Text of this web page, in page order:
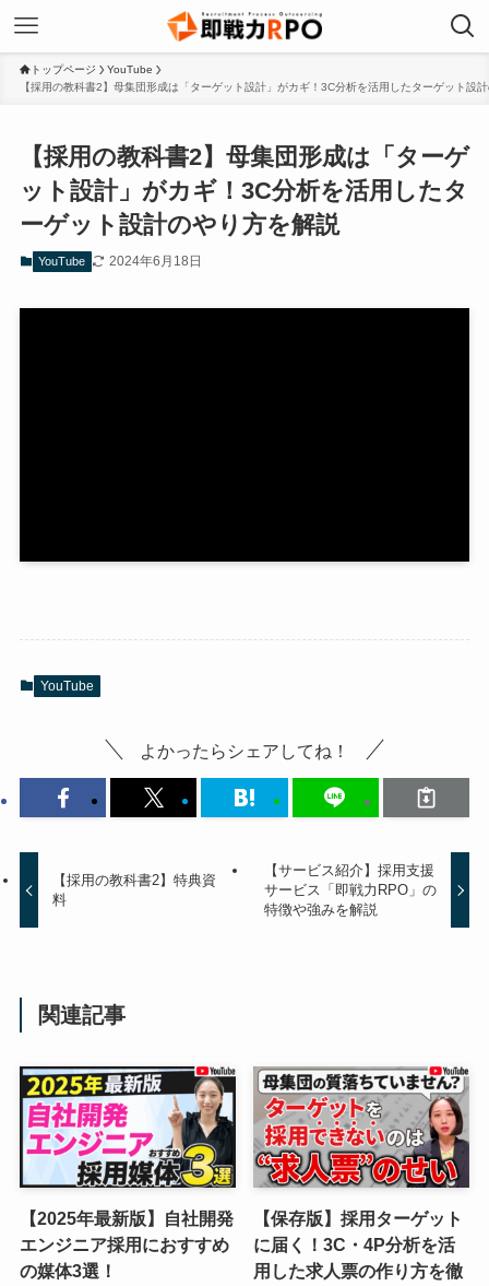
トップページ
YouTube
【採用の教科書2】母集団形成は「ターゲット設計」がカギ！3C分析を活用したターゲット設
【採用の教科書2】母集団形成は「ターゲ
ット設計」がカギ！3C分析を活用したタ
ーゲット設計のやり方を解説
YouTube 2024年6月18日
YouTube
よかったらシェアしてね！
【採用の教科書2】特典資
料
【サービス紹介】採用支援
サービス「即戦力RPO」の
特徴や強みを解説
関連記事
【2025年最新版】自社開発
エンジニア採用におすすめ
の媒体3選！
【保存版】採用ターゲット
に届く！3C・4P分析を活
用した求人票の作り方を徹